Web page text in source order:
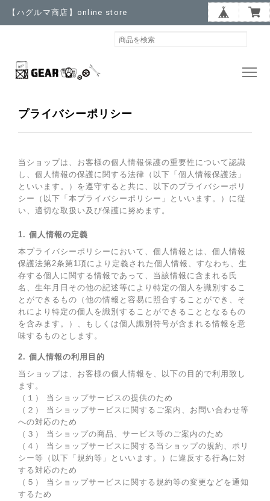
【ハグルマ商店】online store
プライバシーポリシー
当ショップは、お客様の個人情報保護の重要性について認識
し、個人情報の保護に関する法律（以下「個人情報保護法」
といいます。）を遵守すると共に、以下のプライバシーポリ
シー（以下「本プライバシーポリシー」といいます。）に従
い、適切な取扱い及び保護に努めます。
1. 個人情報の定義
本プライバシーポリシーにおいて、個人情報とは、個人情報
保護法第2条第1項により定義された個人情報、すなわち、生
存する個人に関する情報であって、当該情報に含まれる氏
名、生年月日その他の記述等により特定の個人を識別するこ
とができるもの（他の情報と容易に照合することができ、そ
れにより特定の個人を識別することができることとなるもの
を含みます。）、もしくは個人識別符号が含まれる情報を意
味するものとします。
2. 個人情報の利用目的
当ショップは、お客様の個人情報を、以下の目的で利用致し
ます。
（１） 当ショップサービスの提供のため
（２） 当ショップサービスに関するご案内、お問い合わせ等
への対応のため
（３） 当ショップの商品、サービス等のご案内のため
（４） 当ショップサービスに関する当ショップの規約、ポリ
シー等（以下「規約等」といいます。）に違反する行為に対
する対応のため
（５） 当ショップサービスに関する規約等の変更などを通知
するため